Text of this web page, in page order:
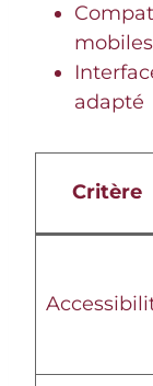
mobiles
adapté
Critère